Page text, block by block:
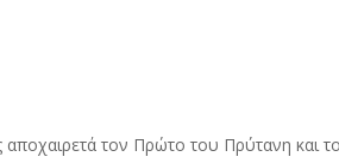
αποχαιρετά τον Πρώτο του Πρύτανη και